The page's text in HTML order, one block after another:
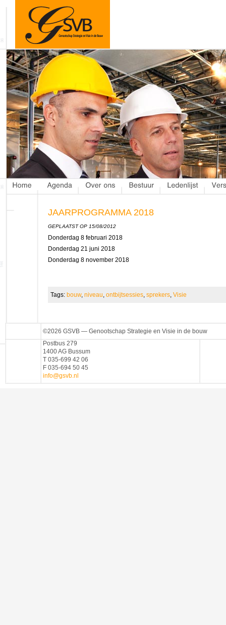
JAARPROGRAMMA 2018
GEPLAATST OP 15/08/2012
Donderdag 8 februari 2018
Donderdag 21 juni 2018
Donderdag 8 november 2018
Tags: bouw, niveau, ontbijtsessies, sprekers, Visie
©2026 GSVB — Genootschap Strategie en Visie in de bouw
Postbus 279
1400 AG Bussum
T 035-699 42 06
F 035-694 50 45
info@gsvb.nl